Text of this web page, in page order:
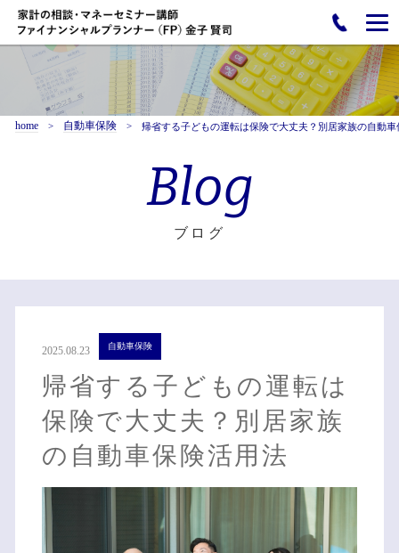
home 自動車保険 帰省する子どもの運転は保険で大丈夫？別居家族の自動車
Blog
ブログ
2025.08.23 自動車保険
帰省する子どもの運転は
保険で大丈夫？別居家族
の自動車保険活用法